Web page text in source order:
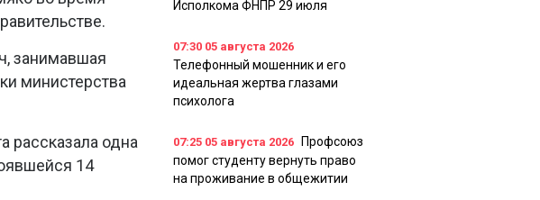
занимавшая
министерства
рассказала одна
14
Исполкома ФНПР 29 июля
07:30 05 августа 2026
Телефонный мошенник и его
идеальная жертва глазами
психолога
07:25 05 августа 2026
Профсоюз
помог студенту вернуть право
на проживание в общежитии